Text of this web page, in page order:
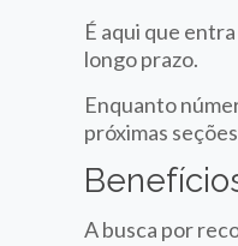
É aqui que
longo prazo.
Enquanto
próximas
A busca por